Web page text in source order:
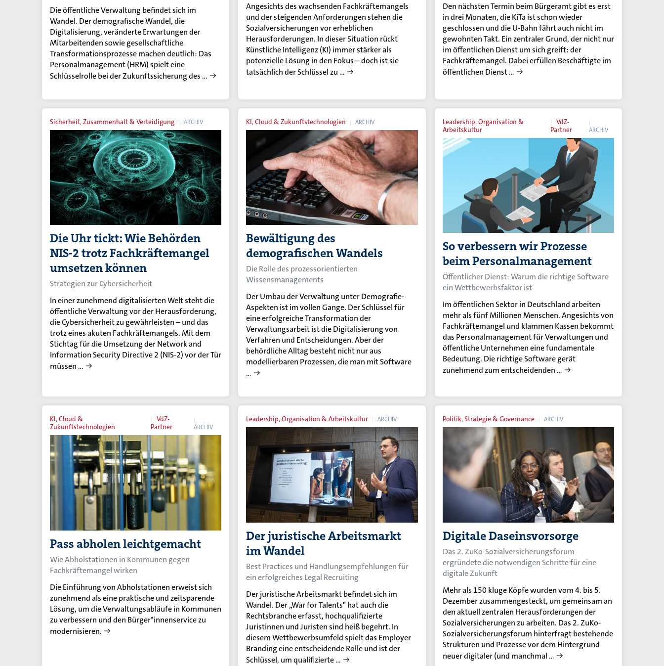
Die öffentliche Verwaltung befindet sich im
Wandel. Der demografische Wandel, die
Digitalisierung, veränderte Erwartungen der
Mitarbeitenden sowie gesellschaftliche
Transformationsprozesse machen deutlich: Das
Personalmanagement (HRM) spielt eine
Schlüsselrolle bei der Zukunftssicherung des …
Angesichts des wachsenden Fachkräftemangels
und der steigenden Anforderungen stehen die
Sozialversicherungen vor erheblichen
Herausforderungen. In dieser Situation rückt
Künstliche Intelligenz (KI) immer stärker als
potenzielle Lösung in den Fokus – doch ist sie
tatsächlich der Schlüssel zu …
Den nächsten Termin beim Bürgeramt gibt es erst
in drei Monaten, die KiTa ist schon wieder
geschlossen und die U-Bahn fährt auch nicht im
gewohnten Takt. Ein zentraler Grund, der nicht nur
im öffentlichen Dienst um sich greift: der
Fachkräftemangel. Dabei erfüllen Beschäftigte im
öffentlichen Dienst …
Sicherheit, Zusammenhalt & Verteidigung ARCHIV
Die Uhr tickt: Wie Behörden
NIS-2 trotz Fachkräftemangel
umsetzen können
Strategien zur Cybersicherheit
In einer zunehmend digitalisierten Welt steht die
öffentliche Verwaltung vor der Herausforderung,
die Cybersicherheit zu gewährleisten – und das
trotz eines akuten Fachkräftemangels. Mit dem
Stichtag für die Umsetzung der Network and
Information Security Directive 2 (NIS-2) vor der Tür
müssen …
KI, Cloud & Zukunftstechnologien ARCHIV
Bewältigung des
demografischen Wandels
Die Rolle des prozessorientierten
Wissensmanagements
Der Umbau der Verwaltung unter Demografie-
Aspekten ist im vollen Gange. Der Schlüssel für
eine erfolgreiche Transformation der
Verwaltungsarbeit ist die Digitalisierung von
Verfahren und Entscheidungen. Aber der
behördliche Alltag besteht nicht nur aus
modellierbaren Prozessen, die man mit Software
…
Leadership, Organisation &
Arbeitskultur
VdZ-
Partner
ARCHIV
So verbessern wir Prozesse
beim Personalmanagement
Öffentlicher Dienst: Warum die richtige Software
ein Wettbewerbsfaktor ist
Im öffentlichen Sektor in Deutschland arbeiten
mehr als fünf Millionen Menschen. Angesichts von
Fachkräftemangel und klammen Kassen bekommt
das Personalmanagement für Verwaltungen und
öffentliche Unternehmen eine fundamentale
Bedeutung. Die richtige Software gerät
zunehmend zum entscheidenden …
KI, Cloud &
Zukunftstechnologien
VdZ-
Partner
ARCHIV
Pass abholen leichtgemacht
Wie Abholstationen in Kommunen gegen
Fachkräftemangel wirken
Die Einführung von Abholstationen erweist sich
zunehmend als eine praktische und zeitsparende
Lösung, um die Verwaltungsabläufe in Kommunen
zu verbessern und den Bürger*innenservice zu
modernisieren.
Leadership, Organisation & Arbeitskultur ARCHIV
Der juristische Arbeitsmarkt
im Wandel
Best Practices und Handlungsempfehlungen für
ein erfolgreiches Legal Recruiting
Der juristische Arbeitsmarkt befindet sich im
Wandel. Der „War for Talents" hat auch die
Rechtsbranche erfasst, hochqualifizierte
Juristinnen und Juristen sind heiß begehrt. In
diesem Wettbewerbsumfeld spielt das Employer
Branding eine entscheidende Rolle und ist der
Schlüssel, um qualifizierte …
Politik, Strategie & Governance ARCHIV
Digitale Daseinsvorsorge
Das 2. ZuKo-Sozialversicherungsforum
ergründete die notwendigen Schritte für eine
digitale Zukunft
Mehr als 150 kluge Köpfe wurden vom 4. bis 5.
Dezember zusammengesteckt, um gemeinsam an
den aktuell zentralen Herausforderungen der
Sozialversicherungen zu arbeiten. Das 2. ZuKo-
Sozialversicherungsforum hinterfragt bestehende
Strukturen und Prozesse vor dem Hintergrund
neuer digitaler (und manchmal …